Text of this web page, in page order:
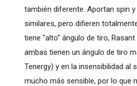
también diferente. Aportan spin
similares, pero difieren
tiene "alto" ángulo de tiro,
ambas tienen un ángulo de tiro
Tenergy) y en la insensibilidad al
mucho más sensible, por lo que